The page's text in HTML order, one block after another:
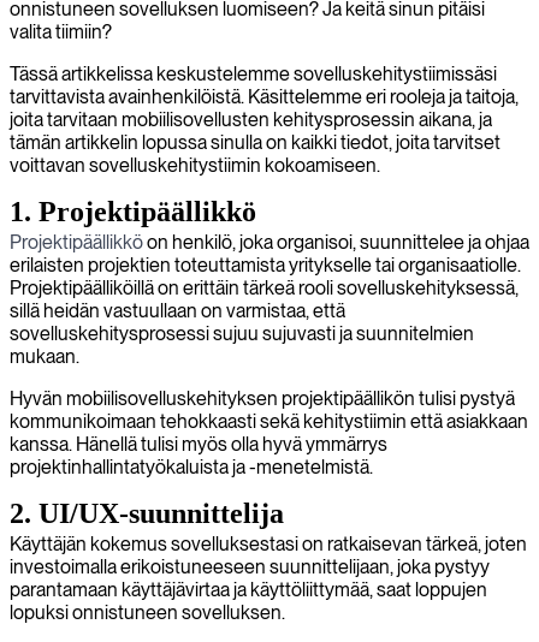
onnistuneen sovelluksen luomiseen? Ja keitä sinun pitäisi
valita tiimiin?
Tässä artikkelissa keskustelemme sovelluskehitystiimissäsi
tarvittavista avainhenkilöistä. Käsittelemme eri rooleja ja taitoja,
joita tarvitaan mobiilisovellusten kehitysprosessin aikana, ja
tämän artikkelin lopussa sinulla on kaikki tiedot, joita tarvitset
voittavan sovelluskehitystiimin kokoamiseen.
1. Projektipäällikkö
Projektipäällikköon henkilö, joka organisoi, suunnittelee ja ohjaa
erilaisten projektien toteuttamista yritykselle tai organisaatiolle.
Projektipäälliköillä on erittäin tärkeä rooli sovelluskehityksessä,
sillä heidän vastuullaan on varmistaa, että
sovelluskehitysprosessi sujuu sujuvasti ja suunnitelmien
mukaan.
Hyvän mobiilisovelluskehityksen projektipäällikön tulisi pystyä
kommunikoimaan tehokkaasti sekä kehitystiimin että asiakkaan
kanssa. Hänellä tulisi myös olla hyvä ymmärrys
projektinhallintatyökaluista ja -menetelmistä.
2. UI/UX-suunnittelija
Käyttäjän kokemus sovelluksestasi on ratkaisevan tärkeä, joten
investoimalla erikoistuneeseen suunnittelijaan, joka pystyy
parantamaan käyttäjävirtaa ja käyttöliittymää, saat loppujen
lopuksi onnistuneen sovelluksen.